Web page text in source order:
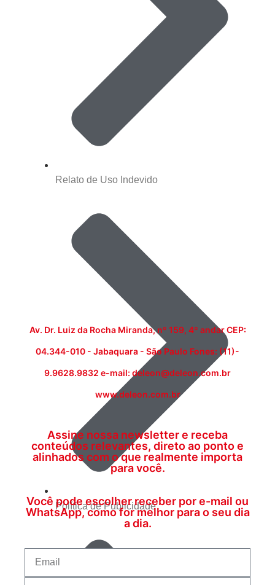
Relato de Uso Indevido
Política de Publicidade
Av. Dr. Luiz da Rocha Miranda, nº 159, 4º andar CEP:
04.344-010 - Jabaquara - São Paulo Fones: (11)-
9.9628.9832 e-mail: deleon@deleon.com.br
www.deleon.com.br
Assine nossa newsletter e receba
conteúdos relevantes, direto ao ponto e
alinhados com o que realmente importa
para você.
Você pode escolher receber por e-mail ou
WhatsApp, como for melhor para o seu dia
a dia.